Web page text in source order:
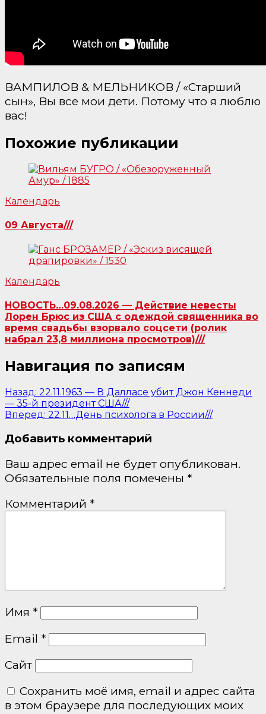
ВАМПИЛОВ & МЕЛЬНИКОВ / «Старший
сын», Вы все мои дети. Потому что я люблю
вас!
Похожие публикации
Календарь
09 Августа///
Календарь
НОВОСТЬ…09.08.2026 — Действие невесты
Лорен Брюс из США с одеждой священника во
время свадьбы взорвало соцсети (ролик
набрал 23,8 миллиона просмотров)///
Навигация по записям
Назад: 22.11.1963 — В Далласе убит Джон Кеннеди
— 35-й президент США///
Вперед: 22.11…День психолога в России///
Добавить комментарий
Ваш адрес email не будет опубликован.
Обязательные поля помечены *
Комментарий *
Имя *
Email *
Сайт
Сохранить моё имя, email и адрес сайта
в этом браузере для последующих моих